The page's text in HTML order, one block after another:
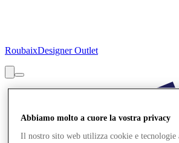
RoubaixDesigner Outlet
Abbiamo molto a cuore la vostra privacy
Il nostro sito web utilizza cookie e tecnologie